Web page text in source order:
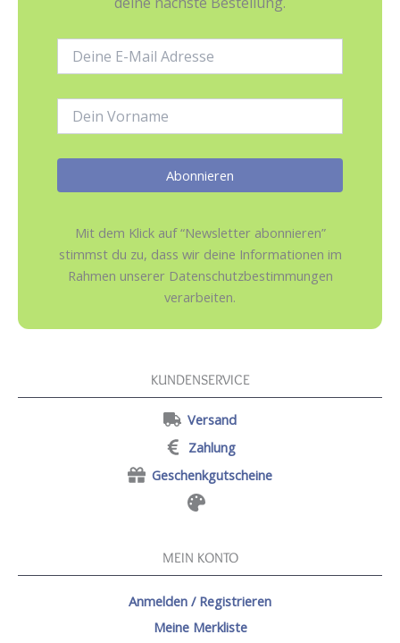
Mail-
Mit dem Klick auf “Newsletter abonnieren”
stimmst du zu, dass wir deine Informationen im
Rahmen unserer Datenschutzbestimmungen
verarbeiten.
KUNDENSERVICE
Versand
Zahlung
Geschenkgutscheine
MEIN KONTO
Anmelden / Registrieren
Meine Merkliste